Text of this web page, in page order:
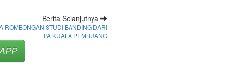
Berita Selanjutnya
ROMBONGAN STUDI BANDING DARI
PA KUALA PEMBUANG